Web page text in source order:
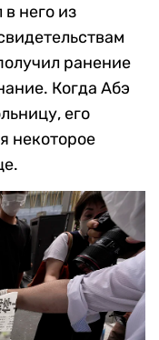
него из
ранение
Когда Абэ
его
некоторое